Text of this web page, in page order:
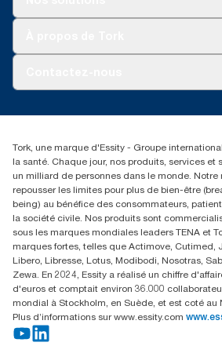
+216 71 11 60 00
52 Rue 8601 ZI CHARGUIA 1
BP194.Tunis, Tunisie
Tork, une marque d'Essity - Groupe
la santé. Chaque jour, nos produits, services et
un milliard de personnes dans le monde. Notre
repousser les limites pour plus de bien-être
being) au bénéfice des consommateurs,
la société civile. Nos produits sont
sous les marques mondiales leaders TENA et
marques fortes, telles que Actimove, Cutimed,
Libero, Libresse, Lotus, Modibodi, Nosotras,
Zewa. En 2024, Essity a réalisé un chiffre
d'euros et comptait environ 36.000
mondial à Stockholm, en Suède, et est coté au
Plus d’informations sur www.essity.com